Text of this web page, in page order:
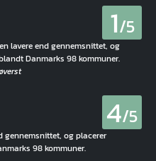
1/5
lavere end gennemsnittet, og
Danmarks 98 kommuner.
4/5
gennemsnittet, og placerer
98 kommuner.